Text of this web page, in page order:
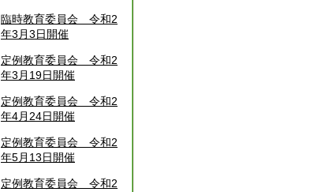
臨時教育委員会 令和2
年3月3日開催
定例教育委員会 令和2
年3月19日開催
定例教育委員会 令和2
年4月24日開催
定例教育委員会 令和2
年5月13日開催
定例教育委員会 令和2